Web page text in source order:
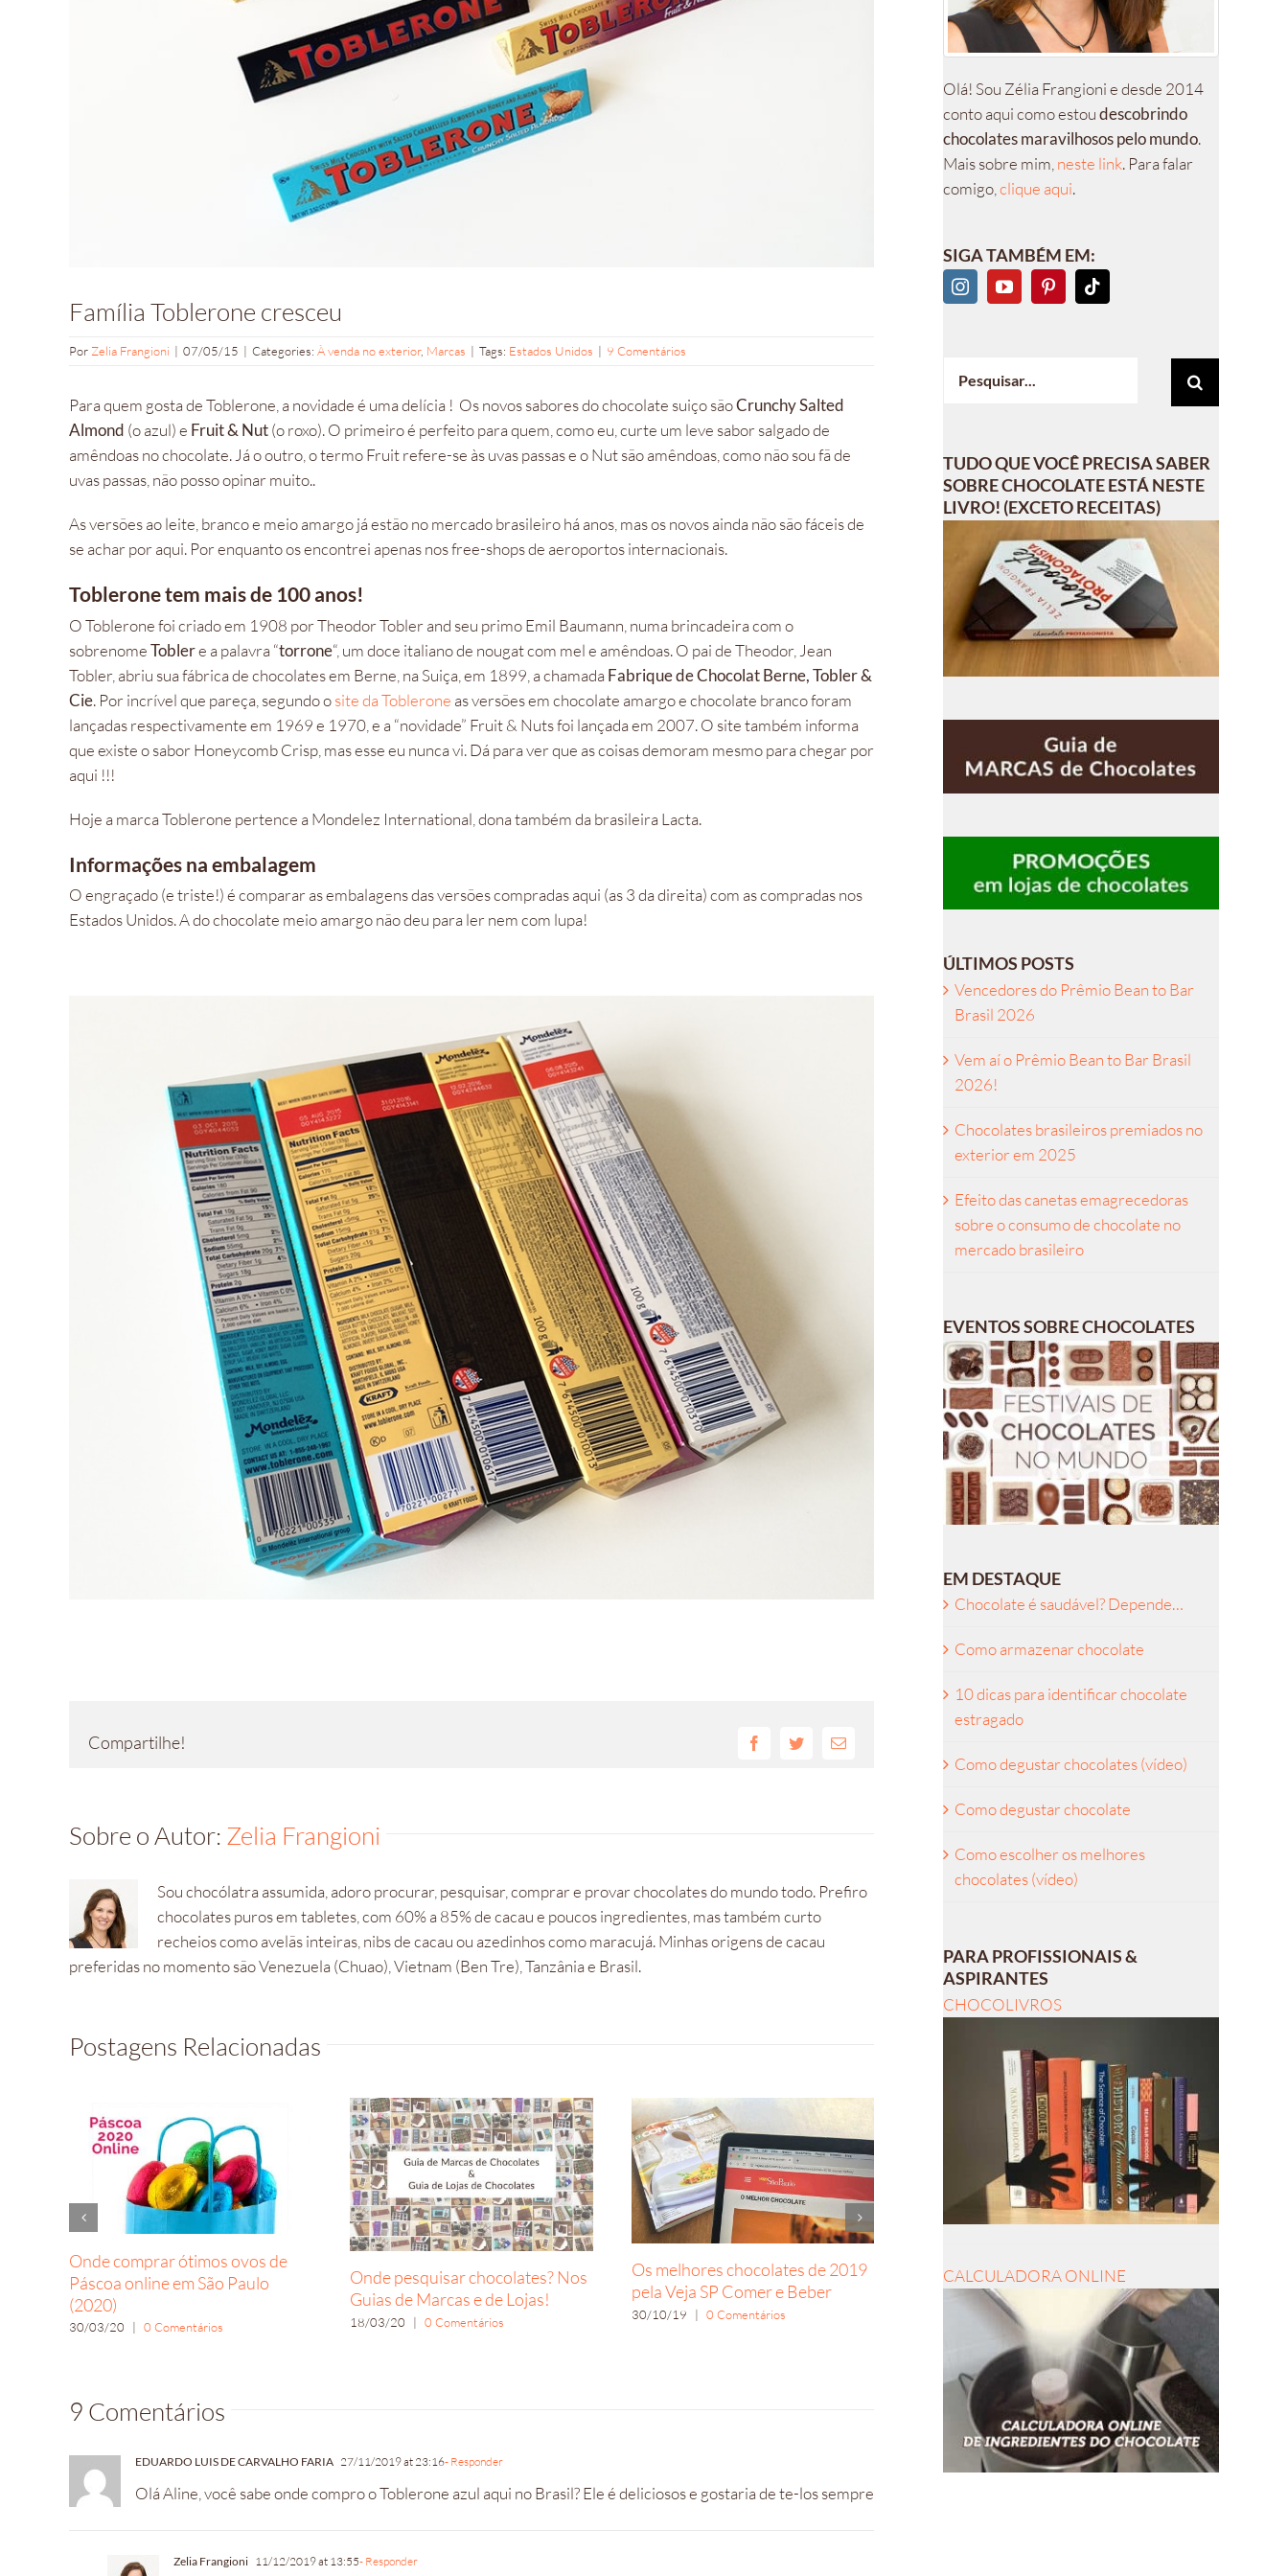
Família Toblerone cresceu
Por Zelia Frangioni | 07/05/15 | Categories: À venda no exterior, Marcas | Tags: Estados Unidos | 9 Comentários
Para quem gosta de Toblerone, a novidade é uma delícia ! Os novos sabores do chocolate suiço sãoCrunchy Salted
Almond (o azul) e Fruit & Nut(o roxo). O primeiro é perfeito para quem, como eu, curte um leve sabor salgado de
amêndoas no chocolate. Já o outro, o termo Fruit refere-se às uvas passas e o Nut são amêndoas, como não sou fã de
uvas passas, não posso opinar muito..
As versões ao leite, branco e meio amargo já estão no mercado brasileiro há anos, mas os novos ainda não são fáceis de
se achar por aqui. Por enquanto os encontrei apenas nos free-shops de aeroportos internacionais.
Toblerone tem mais de 100 anos!
O Toblerone foi criado em 1908 por Theodor Tobler and seu primo Emil Baumann, numa brincadeira com o
sobrenomeToblere a palavra “torrone“, um doce italiano de nougat com mel e amêndoas. O pai de Theodor, Jean
Tobler, abriu sua fábrica de chocolates em Berne, na Suiça, em 1899, a chamada Fabrique de Chocolat Berne, Tobler &
Cie. Por incrível que pareça, segundo osite da Toblerone as versões em chocolate amargo e chocolate branco foram
lançadas respectivamente em 1969 e 1970, e a “novidade” Fruit & Nuts foi lançada em 2007. O site também informa
que existe o sabor Honeycomb Crisp, mas esse eu nunca vi. Dá para ver que as coisas demoram mesmo para chegar por
aqui !!!
Hoje a marca Toblerone pertence a Mondelez International, dona também da brasileira Lacta.
Informações na embalagem
O engraçado (e triste!) é comparar as embalagens das versões compradas aqui (as 3 da direita) com as compradas nos
Estados Unidos. A do chocolate meio amargo não deu para ler nem com lupa!
Compartilhe! FacebookTwitterE-
Sobre o Autor: Zelia Frangioni
Sou chocólatra assumida, adoro procurar, pesquisar, comprar e provar chocolates do mundo todo. Prefiro
chocolates puros em tabletes, com 60% a 85% de cacau e poucos ingredientes, mas também curto
recheios como avelãs inteiras, nibs de cacau ou azedinhos como maracujá. Minhas origens de cacau
preferidas no momento são Venezuela (Chuao), Vietnam (Ben Tre), Tanzânia e Brasil.
Postagens Relacionadas
Onde comprar ótimos ovos de
Páscoa online em São Paulo
(2020)
30/03/20 | 0 Comentários
Onde pesquisar chocolates? Nos
Guias de Marcas e de Lojas!
18/03/20 | 0 Comentários
Os melhores chocolates de 2019
pela Veja SP Comer e Beber
30/10/19 | 0 Comentários
9 Comentários
EDUARDO LUIS DE CARVALHO FARIA 27/11/2019 at 23:16- Responder
Olá Aline, você sabe onde compro o Toblerone azul aqui no Brasil? Ele é deliciosos e gostaria de te-los sempre
Zelia Frangioni 11/12/2019 at 13:55- Responder
Olá! Sou Zélia Frangioni e desde 2014
conto aqui como estoudescobrindo
chocolates maravilhosos pelo mundo.
Mais sobre mim, neste link. Para falar
comigo, clique aqui.
SIGA TAMBÉM EM:
resultados
TUDO QUE VOCÊ PRECISA SABER
SOBRE CHOCOLATE ESTÁ NESTE
LIVRO! (EXCETO RECEITAS)
ÚLTIMOS POSTS
Vencedores do Prêmio Bean to Bar
Brasil 2026
Vem aí o Prêmio Bean to Bar Brasil
2026!
Chocolates brasileiros premiados no
exterior em 2025
Efeito das canetas emagrecedoras
sobre o consumo de chocolate no
mercado brasileiro
EVENTOS SOBRE CHOCOLATES
EM DESTAQUE
Chocolate é saudável? Depende…
Como armazenar chocolate
10 dicas para identificar chocolate
estragado
Como degustar chocolates (vídeo)
Como degustar chocolate
Como escolher os melhores
chocolates (vídeo)
PARA PROFISSIONAIS &
ASPIRANTES
CHOCOLIVROS
CALCULADORA ONLINE